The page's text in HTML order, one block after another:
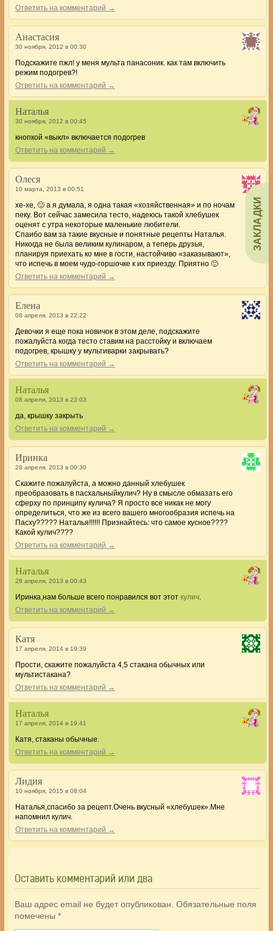
ЗАКЛАДКИ
Ответить на комментарий →
Анастасия
30 ноября, 2012 в 00:30
Подскажите пжл! у меня мульта панасоник. как там включить
режим подогрев?!
Ответить на комментарий →
Наталья
30 ноября, 2012 в 00:45
кнопкой «выкл» включается подогрев
Ответить на комментарий →
Олеся
10 марта, 2013 в 00:51
хе-хе, 🙂 а я думала, я одна такая «хозяйственная» и по ночам
пеку. Вот сейчас замесила тесто, надеюсь такой хлебушек
оценят с утра некоторые маленькие любители.
Спаибо вам за такие вкусные и понятные рецепты Наталья.
Никогда не была великим кулинаром, а теперь друзья,
планируя приехать ко мне в гости, настойчиво «заказывают»,
что испечь в моем чудо-горшочке к их приезду. Приятно 🙂
Ответить на комментарий →
Елена
08 апреля, 2013 в 22:22
Девочки я еще пока новичок в этом деле, подскажите
пожалуйста когда тесто ставим на расстойку и включаем
подогрев, крышку у мультиварки закрывать?
Ответить на комментарий →
Наталья
08 апреля, 2013 в 23:03
да, крышку закрыть
Ответить на комментарий →
Иринка
28 апреля, 2013 в 00:30
Скажите пожалуйста, а можно данный хлебушек
преобразовать в пасхальныйкулич? Ну в смысле обмазать его
сферху по принципу кулича? Я просто все никак не могу
определиться, что же из всего вашего многообразия испечь на
Пасху????? Наталья!!!!!! Признайтесь: что самое кусное????
Какой кулич????
Ответить на комментарий →
Наталья
28 апреля, 2013 в 00:43
Иринка,нам больше всего понравился вот этот кулич.
Ответить на комментарий →
Катя
17 апреля, 2014 в 19:39
Прости, скажите пожалуйста 4,5 стакана обычных или
мультистакана?
Ответить на комментарий →
Наталья
17 апреля, 2014 в 19:41
Катя, стаканы обычные.
Ответить на комментарий →
Лидия
10 ноября, 2015 в 08:04
Наталья,спасибо за рецепт.Очень вкусный «хлебушек».Мне
напомнил кулич.
Ответить на комментарий →
Оставить комментарий или два
Ваш адрес email не будет опубликован. Обязательные поля
помечены *